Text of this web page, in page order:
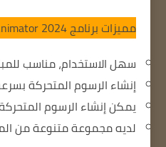
مميزات برنامج Adobe Character Animator 2024
سهل الاستخدام، مناسب
إنشاء الرسوم المتحركة
يمكن إنشاء الرسوم
لديه مجموعة متنوعة من